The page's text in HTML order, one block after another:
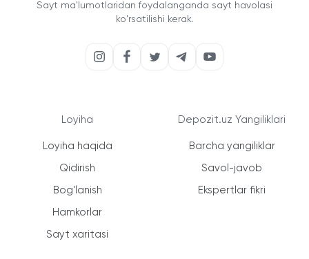
Sayt ma'lumotlaridan foydalanganda sayt havolasi
ko'rsatilishi kerak.
Loyiha
Loyiha haqida
Qidirish
Bog'lanish
Hamkorlar
Sayt xaritasi
Depozit.uz Yangiliklari
Barcha yangiliklar
Savol-javob
Ekspertlar fikri